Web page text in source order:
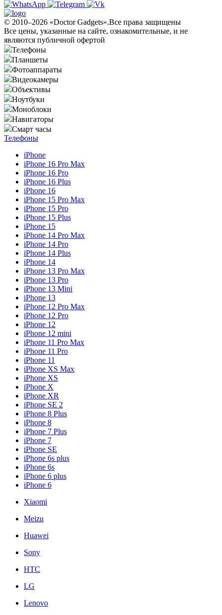
© 2010–2026 «Doctor Gadgets».Все права защищены
Все цены, указанные на сайте, ознакомительные, и не
являются публичной офертой
Телефоны
Планшеты
Фотоаппараты
Видеокамеры
Объективы
Ноутбуки
Моноблоки
Навигаторы
Смарт часы
Телефоны
iPhone
iPhone 16 Pro Max
iPhone 16 Pro
iPhone 16 Plus
iPhone 16
iPhone 15 Pro Max
iPhone 15 Pro
iPhone 15 Plus
iPhone 15
iPhone 14 Pro Max
iPhone 14 Pro
iPhone 14 Plus
iPhone 14
iPhone 13 Pro Max
iPhone 13 Pro
iPhone 13 Mini
iPhone 13
iPhone 12 Pro Max
iPhone 12 Pro
iPhone 12
iPhone 12 mini
iPhone 11 Pro Max
iPhone 11 Pro
iPhone 11
iPhone XS Max
iPhone XS
iPhone X
iPhone XR
iPhone SE 2
iPhone 8 Plus
iPhone 8
iPhone 7 Plus
iPhone 7
iPhone SE
iPhone 6s plus
iPhone 6s
iPhone 6 plus
iPhone 6
Xiaomi
Meizu
Huawei
Sony
HTC
LG
Lenovo